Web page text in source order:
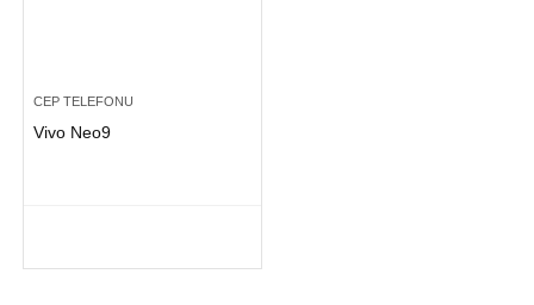
CEP TELEFONU
Vivo Neo9